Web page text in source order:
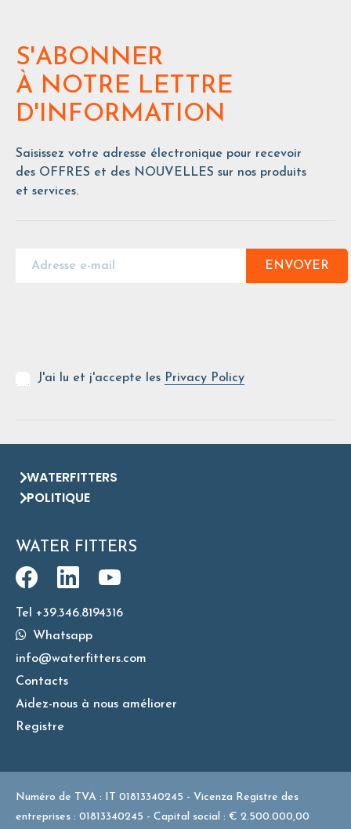
S'ABONNER
À NOTRE LETTRE
D'INFORMATION
Saisissez votre adresse électronique pour recevoir
des OFFRES et des NOUVELLES sur nos produits
et services.
ENVOYER
J'ai lu et j'accepte les Privacy Policy
WATERFITTERS
POLITIQUE
WATER FITTERS
Tel +39.346.8194316
Whatsapp
info@waterfitters.com
Contacts
Aidez-nous à nous améliorer
Registre
Numéro de TVA : IT 01813340245 - Vicenza Registre des
entreprises : 01813340245 - Capital social : € 2.500.000,00